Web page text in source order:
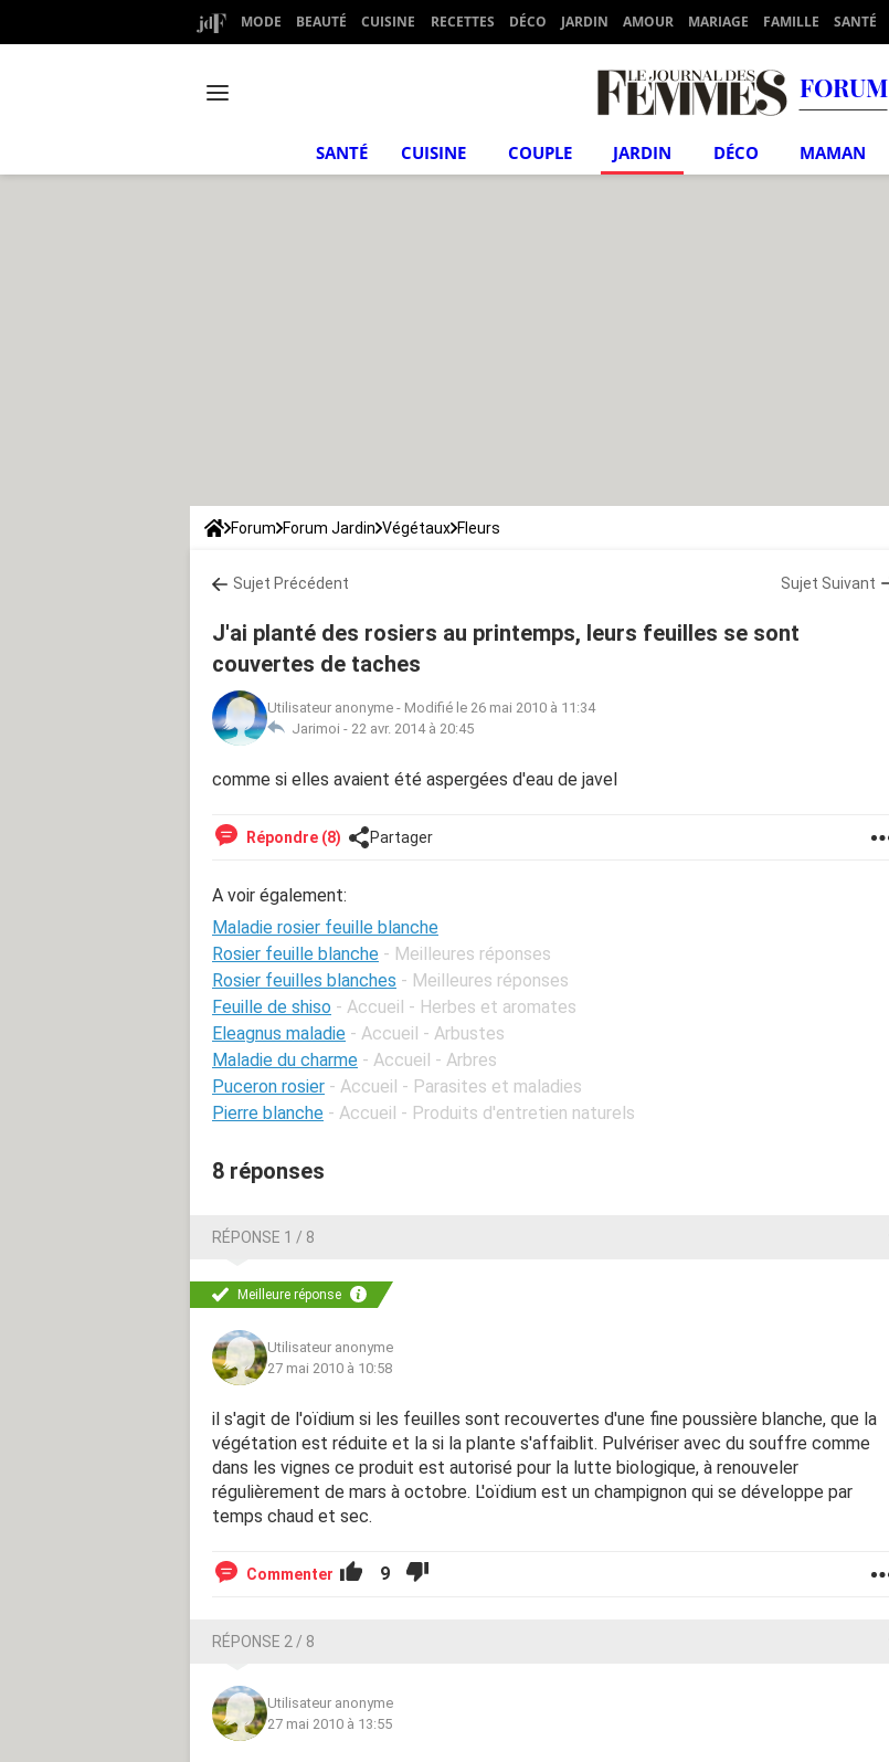
MODE BEAUTÉ CUISINE RECETTES DÉCO JARDIN AMOUR MARIAGE FAMILLE SANTÉ
FORUM
SANTÉ CUISINE COUPLE JARDIN DÉCO MAMAN
Forum Forum Jardin Végétaux Fleurs
Sujet Précédent Sujet Suivant
J'ai planté des rosiers au printemps, leurs feuilles se sont
couvertes de taches
Utilisateur anonyme - Modifié le 26 mai 2010 à 11:34
Jarimoi - 22 avr. 2014 à 20:45
comme si elles avaient été aspergées d'eau de javel
Répondre (8) Partager
A voir également:
Maladie rosier feuille blanche
Rosier feuille blanche - Meilleures réponses
Rosier feuilles blanches - Meilleures réponses
Feuille de shiso - Accueil - Herbes et aromates
Eleagnus maladie - Accueil - Arbustes
Maladie du charme - Accueil - Arbres
Puceron rosier - Accueil - Parasites et maladies
Pierre blanche - Accueil - Produits d'entretien naturels
8 réponses
RÉPONSE 1 / 8
Meilleure réponse
Utilisateur anonyme
27 mai 2010 à 10:58
il s'agit de l'oïdium si les feuilles sont recouvertes d'une fine poussière blanche, que la
végétation est réduite et la si la plante s'affaiblit. Pulvériser avec du souffre comme
dans les vignes ce produit est autorisé pour la lutte biologique, à renouveler
régulièrement de mars à octobre. L'oïdium est un champignon qui se développe par
temps chaud et sec.
Commenter 9
RÉPONSE 2 / 8
Utilisateur anonyme
27 mai 2010 à 13:55